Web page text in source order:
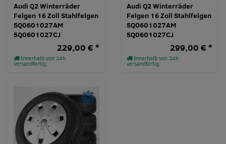
Audi Q2 Winterräder
Felgen 16 Zoll Stahlfelgen
5Q0601027AM
5Q0601027CJ
Innerhalb von 24h
versandfertig.
229,00 € *
Audi Q2 Winterräder
Felgen 16 Zoll Stahlfelgen
5Q0601027AM
5Q0601027CJ
Innerhalb von 24h
versandfertig.
299,00 € *